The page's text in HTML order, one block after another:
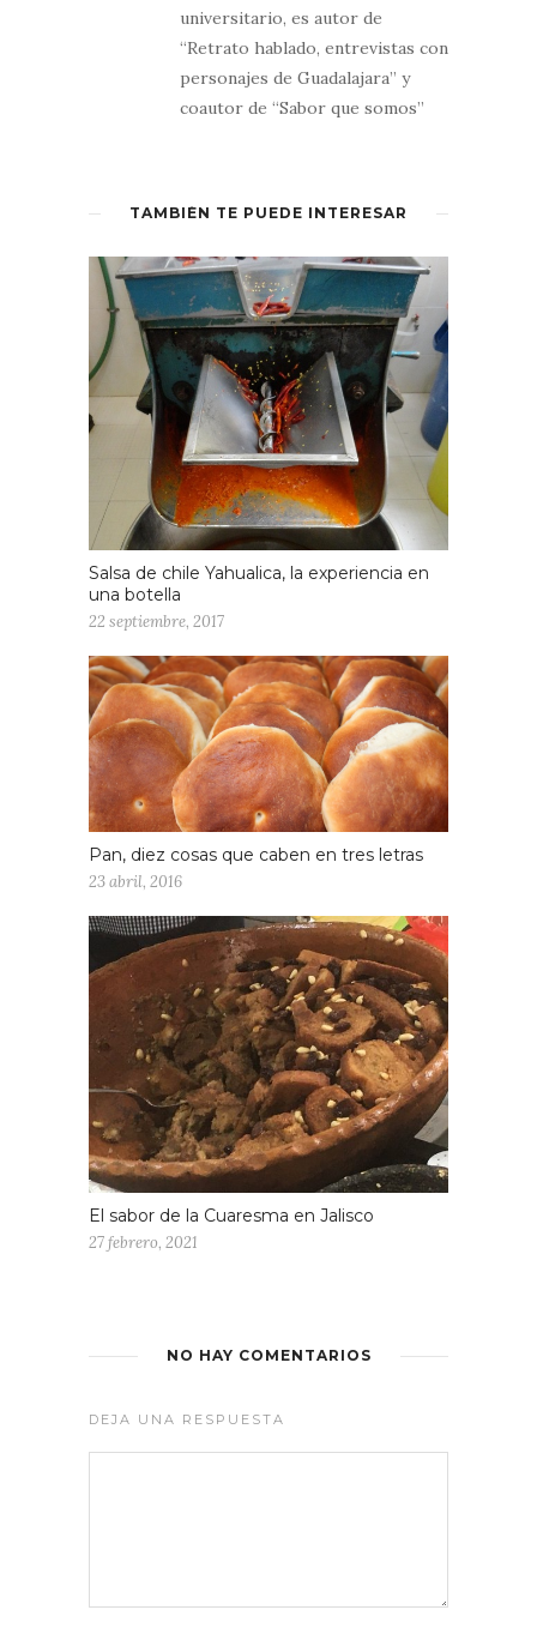
universitario, es autor de
“Retrato hablado, entrevistas con
personajes de Guadalajara” y
coautor de “Sabor que somos”
TAMBIÉN TE PUEDE INTERESAR
Salsa de chile Yahualica, la experiencia en
una botella
22 septiembre, 2017
Pan, diez cosas que caben en tres letras
23 abril, 2016
El sabor de la Cuaresma en Jalisco
27 febrero, 2021
NO HAY COMENTARIOS
DEJA UNA RESPUESTA